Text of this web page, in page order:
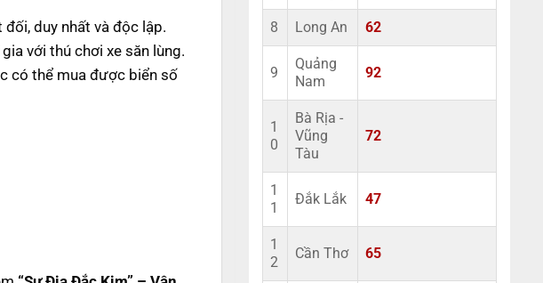
duy nhất và độc lập.
với thú chơi xe săn lùng.
có thể mua được biển số
8 Long An 62
9
Quảng
Nam
92
1
0
Bà Rịa -
Vũng
Tàu
72
1
1
Đắk Lắk 47
1
2
Cần Thơ 65